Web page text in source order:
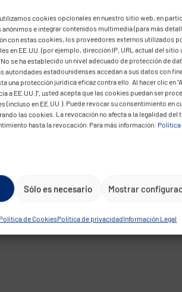
cookies opcionales en nuestro sitio web, en
e integrar contenidos multimedia (para más
con estas cookies, los proveedores externos utilizados
en EE.UU. (por ejemplo, dirección IP, URL actual del sitio
se ha establecido un nivel adecuado de protección de
autoridades estadounidenses accedan a sus datos con
una protección jurídica eficaz contra ello. Al hacer clic en
a EE.UU.)", usted acepta que las cookies puedan ser
(incluso en EE.UU.). Puede revocar su consentimiento en
las cookies. La revocación no afecta a la legalidad del
hasta la revocación. Para más información: Política
Sólo es necesario Mostrar
Política de CookiesPolítica de privacidadInformación Legal